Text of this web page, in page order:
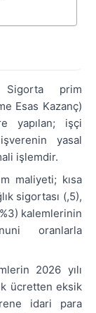
prim
Esas Kazanç)
yapılan; işçi
yasal
işlemdir.
maliyeti; kısa
sigortası (,5),
kalemlerinin
oranlarla
2026 yılı
ücretten eksik
idari para